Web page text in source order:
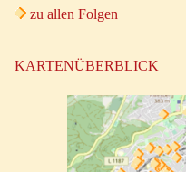
zu allen Folgen
KARTENÜBERBLICK